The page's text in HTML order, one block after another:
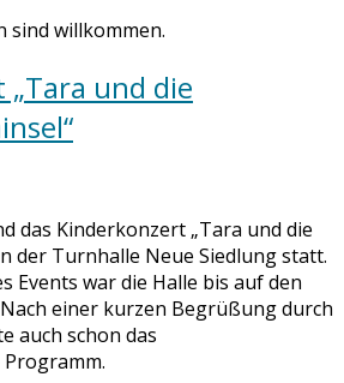
sind willkommen.
und die
das Kinderkonzert „Tara und die
der Turnhalle Neue Siedlung statt.
Events war die Halle bis auf den
einer kurzen Begrüßung durch
auch schon das